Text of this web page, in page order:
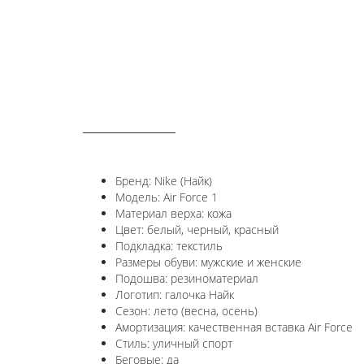
Бренд: Nike (Найк)
Модель: Air Force 1
Материал верха: кожа
Цвет: белый, черный, красный
Подкладка: текстиль
Размеры обуви: мужские и женские
Подошва: резиноматериал
Логотип: галочка Найк
Сезон: лето (весна, осень)
Амортизация: качественная вставка Air Force
Стиль: уличный спорт
Беговые: да